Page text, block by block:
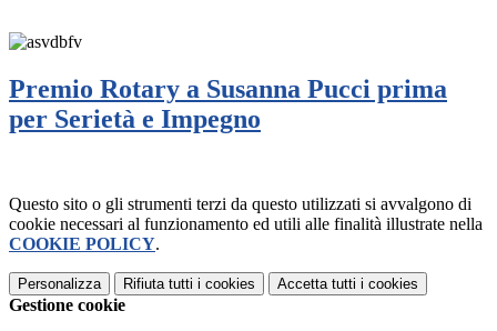
Premio Rotary a Susanna Pucci prima
per Serietà e Impegno
Questo sito o gli strumenti terzi da questo utilizzati si avvalgono di
cookie necessari al funzionamento ed utili alle finalità illustrate nella
COOKIE POLICY.
Personalizza Rifiuta tutti i cookies Accetta tutti i cookies
Gestione cookie